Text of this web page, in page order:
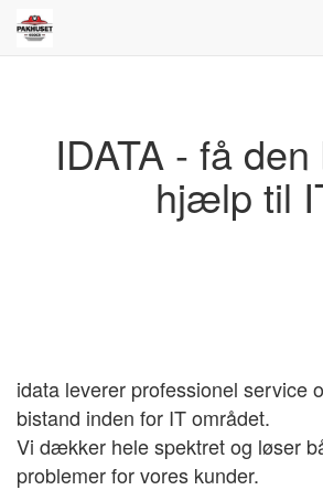
IDATA - få
hjælp til
idata leverer professionel service
bistand inden for IT området.
Vi dækker hele spektret og løser
problemer for vores kunder.